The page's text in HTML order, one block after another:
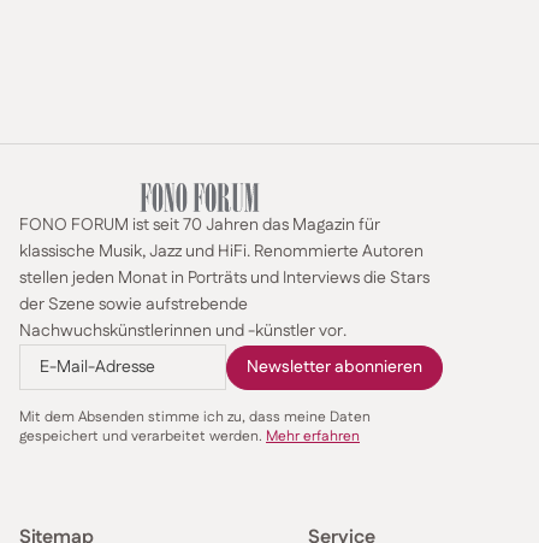
FONO FORUM ist seit 70 Jahren das Magazin für
klassische Musik, Jazz und HiFi. Renommierte Autoren
stellen jeden Monat in Porträts und Interviews die Stars
der Szene sowie aufstrebende
Nachwuchskünstlerinnen und -künstler vor.
Mit dem Absenden stimme ich zu, dass meine Daten
gespeichert und verarbeitet werden. Mehr erfahren